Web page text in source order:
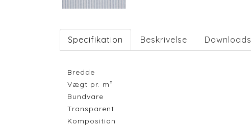
Specifikation Beskrivelse Downloads
Bredde
Vægt pr. m²
Bundvare
Transparent
Komposition